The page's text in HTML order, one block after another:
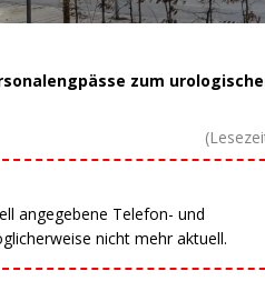
zum
angegebene Telefon- und
nicht mehr aktuell.